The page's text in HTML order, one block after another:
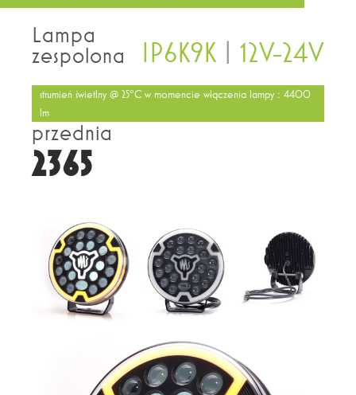
IP6K9K | 12V-24V
strumień świetlny @ 25°C w momencie włączenia lampy : 4400
lm
Lampa
zespolona
przednia
2365